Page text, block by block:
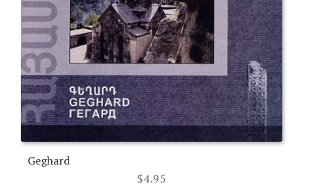
Geghard
$4.95